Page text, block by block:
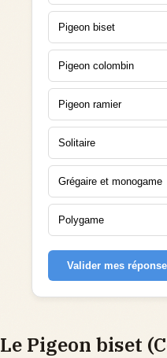
Pigeon biset
Pigeon colombin
Pigeon ramier
Solitaire
Grégaire et monogame
Polygame
Valider mes
Le Pigeon biset